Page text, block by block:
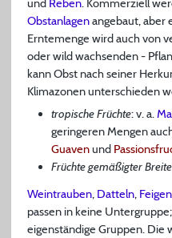
Obstanlagenangebaut, aber
Erntemenge wird auch von
oder wild wachsenden -
kann Obst nach seiner
Klimazonen unterschieden
tropische Früchte: v. a.
geringeren Mengen
Guavenund
Früchte gemäßigter
Weintrauben, Datteln, Feigen
passen in keine Untergruppe;
eigenständige Gruppen.